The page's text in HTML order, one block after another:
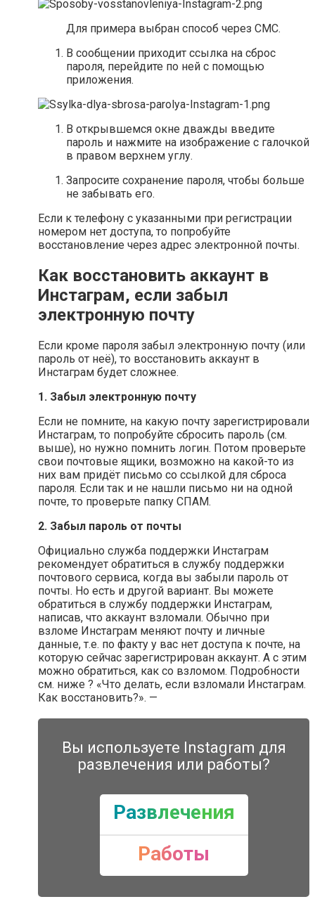
Для примера выбран способ через СМС.
В сообщении приходит ссылка на сброс
пароля, перейдите по ней с помощью
приложения.
В открывшемся окне дважды введите
пароль и нажмите на изображение с галочкой
в правом верхнем углу.
Запросите сохранение пароля, чтобы больше
не забывать его.
Если к телефону с указанными при регистрации
номером нет доступа, то попробуйте
восстановление через адрес электронной почты.
Как восстановить аккаунт в
Инстаграм, если забыл
электронную почту
Если кроме пароля забыл электронную почту (или
пароль от неё), то восстановить аккаунт в
Инстаграм будет сложнее.
1. Забыл электронную почту
Если не помните, на какую почту зарегистрировали
Инстаграм, то попробуйте сбросить пароль (см.
выше), но нужно помнить логин. Потом проверьте
свои почтовые ящики, возможно на какой-то из
них вам придёт письмо со ссылкой для сброса
пароля. Если так и не нашли письмо ни на одной
почте, то проверьте папку СПАМ.
2. Забыл пароль от почты
Официально служба поддержки Инстаграм
рекомендует обратиться в службу поддержки
почтового сервиса, когда вы забыли пароль от
почты. Но есть и другой вариант. Вы можете
обратиться в службу поддержки Инстаграм,
написав, что аккаунт взломали. Обычно при
взломе Инстаграм меняют почту и личные
данные, т.е. по факту у вас нет доступа к почте, на
которую сейчас зарегистрирован аккаунт. А с этим
можно обратиться, как со взломом. Подробности
см. ниже ? «Что делать, если взломали Инстаграм.
Как восстановить?». —
Вы используете Instagram для
развлечения или работы?
Развлечения
Работы